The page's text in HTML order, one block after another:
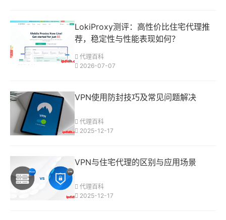
LokiProxy测评：高性价比住宅代理推
荐，稳定性与性能表现如何？
代理百科
2026-07-07
VPN使用防封技巧及常见问题解决
代理百科
2025-12-17
VPN与住宅代理的区别与应用场景
代理百科
2025-12-17